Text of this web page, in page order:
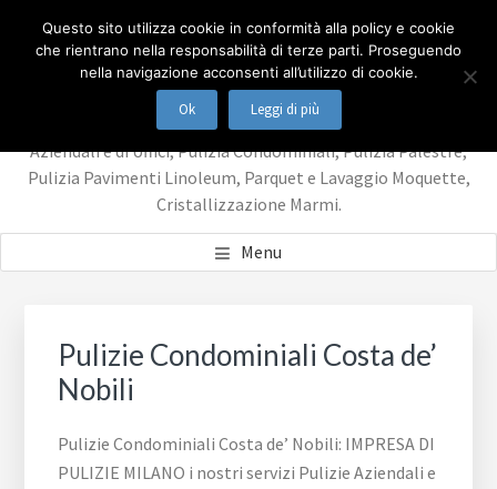
IMPRESA DI PULIZIE
MILANO
IMPRESA DI PULIZIE MILANO i nostri servizi Pulizie
Aziendali e di Uffici, Pulizia Condominiali, Pulizia Palestre,
Pulizia Pavimenti Linoleum, Parquet e Lavaggio Moquette,
Cristallizzazione Marmi.
Menu
Pulizie Condominiali Costa de’
Nobili
Pulizie Condominiali Costa de’ Nobili: IMPRESA DI
PULIZIE MILANO i nostri servizi Pulizie Aziendali e
Questo sito utilizza cookie in conformità alla policy e cookie
che rientrano nella responsabilità di terze parti. Proseguendo
nella navigazione acconsenti all’utilizzo di cookie.
Ok Leggi di più